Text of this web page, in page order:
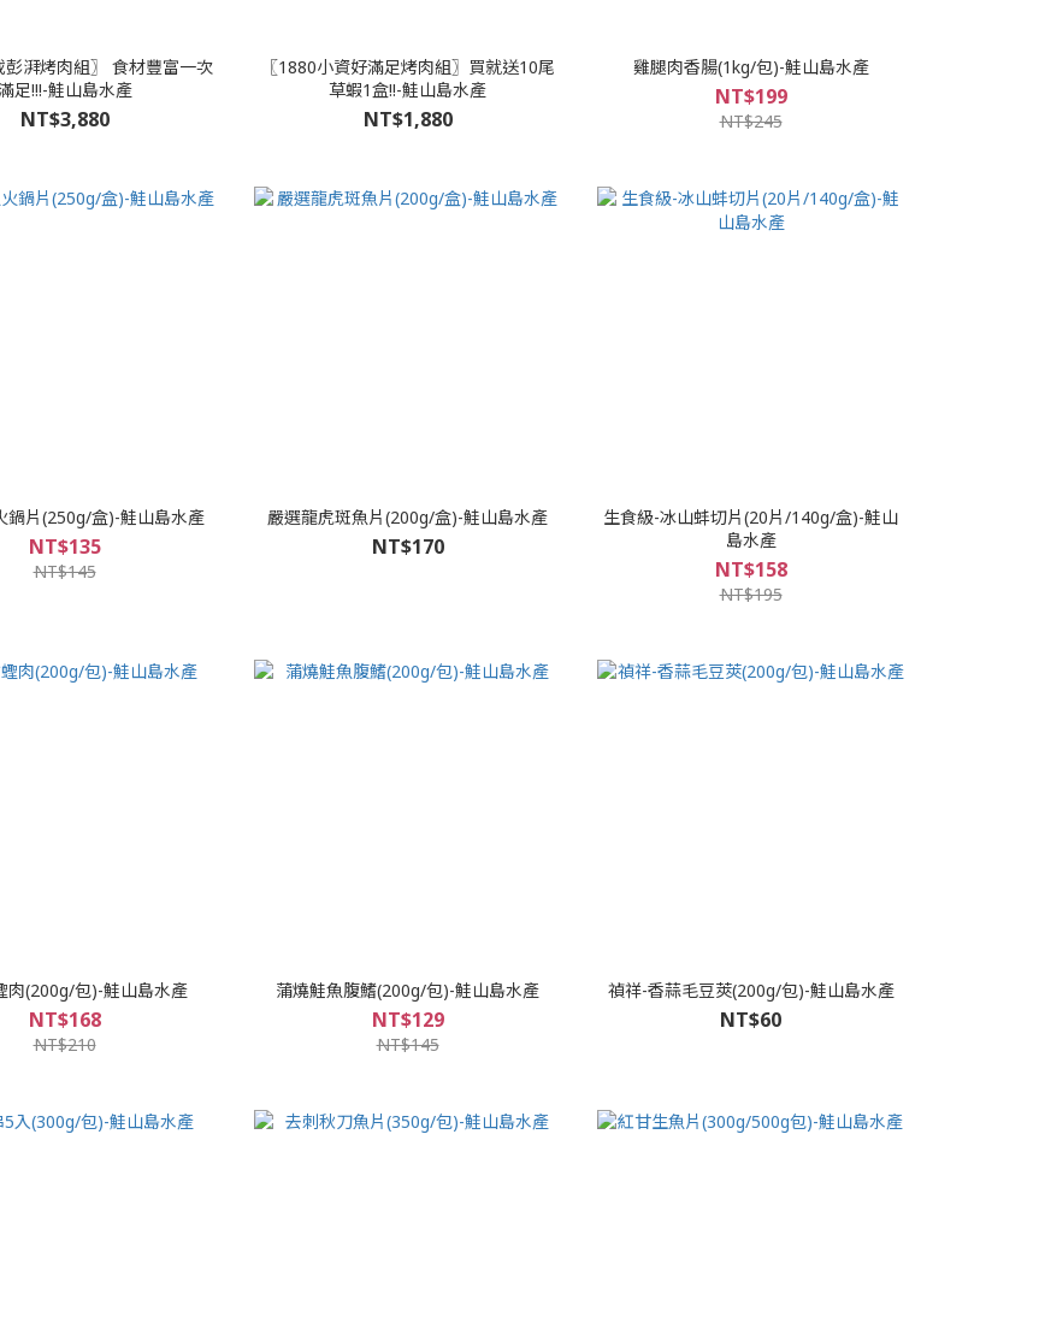
彭湃烤肉組〗 食材豐富一次
足!!!-鮭山島水產
NT$3,880
〖1880小資好滿足烤肉組〗買就送10尾
草蝦1盒!!-鮭山島水產
NT$1,880
雞腿肉香腸(1kg/包)-鮭山島水產
NT$199
NT$245
鍋片(250g/盒)-鮭山島水產
NT$135
NT$145
嚴選龍虎斑魚片(200g/盒)-鮭山島水產
NT$170
生食級-冰山蚌切片(20片/140g/盒)-鮭山
島水產
NT$158
NT$195
肉(200g/包)-鮭山島水產
NT$168
NT$210
蒲燒鮭魚腹鰭(200g/包)-鮭山島水產
NT$129
NT$145
禎祥-香蒜毛豆莢(200g/包)-鮭山島水產
NT$60